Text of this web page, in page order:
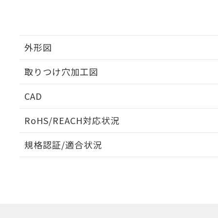
外形図
取りつけ穴加工図
CAD
RoHS/REACH対応状況
EU RoHS 注意事項・凡例
規格認証/適合状況